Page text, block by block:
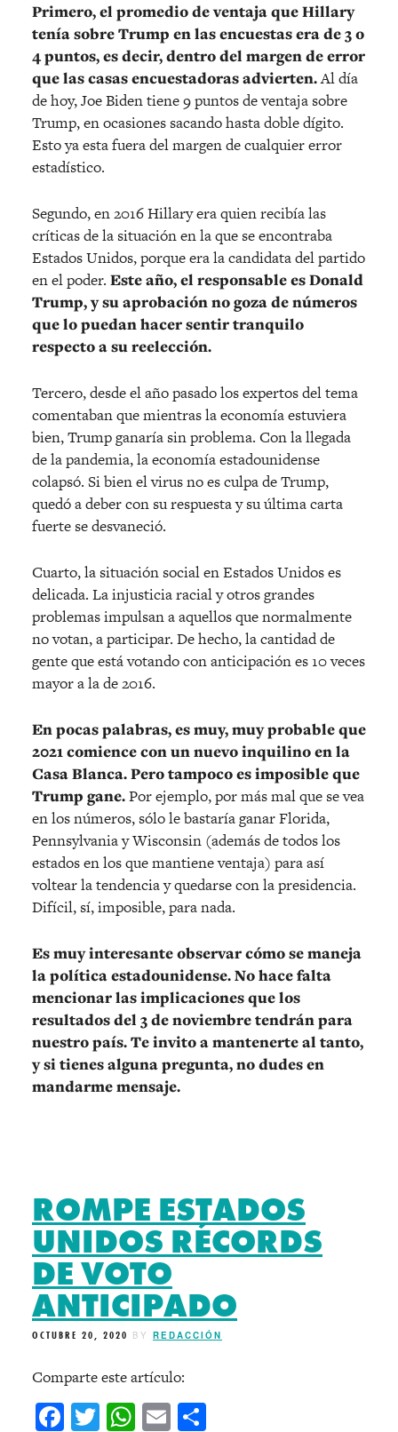
Primero, el promedio de ventaja que Hillary
tenía sobre Trump en las encuestas era de 3 o
4 puntos, es decir, dentro del margen de error
que las casas encuestadoras advierten.Al día
de hoy, Joe Biden tiene 9 puntos de ventaja sobre
Trump, en ocasiones sacando hasta doble dígito.
Esto ya esta fuera del margen de cualquier error
estadístico.
Segundo, en 2016 Hillary era quien recibía las
críticas de la situación en la que se encontraba
Estados Unidos, porque era la candidata del partido
en el poder. Este año, el responsable es Donald
Trump, y su aprobación no goza de números
que lo puedan hacer sentir tranquilo
respecto a su reelección.
Tercero, desde el año pasado los expertos del tema
comentaban que mientras la economía estuviera
bien, Trump ganaría sin problema. Con la llegada
de la pandemia, la economía estadounidense
colapsó. Si bien el virus no es culpa de Trump,
quedó a deber con su respuesta y su última carta
fuerte se desvaneció.
Cuarto, la situación social en Estados Unidos es
delicada. La injusticia racial y otros grandes
problemas impulsan a aquellos que normalmente
no votan, a participar. De hecho, la cantidad de
gente que está votando con anticipación es 10 veces
mayor a la de 2016.
En pocas palabras, es muy, muy probable que
2021 comience con un nuevo inquilino en la
Casa Blanca. Pero tampoco es imposible que
Trump gane.Por ejemplo, por más mal que se vea
en los números, sólo le bastaría ganar Florida,
Pennsylvania y Wisconsin (además de todos los
estados en los que mantiene ventaja) para así
voltear la tendencia y quedarse con la presidencia.
Difícil, sí, imposible, para nada.
Es muy interesante observar cómo se maneja
la política estadounidense. No hace falta
mencionar las implicaciones que los
resultados del 3 de noviembre tendrán para
nuestro país. Te invito a mantenerte al tanto,
y si tienes alguna pregunta, no dudes en
mandarme mensaje.
ROMPE ESTADOS
UNIDOS RÉCORDS
DE VOTO
ANTICIPADO
OCTUBRE 20, 2020 BY REDACCIÓN
Comparte este artículo:
Facebook
Twitter
WhatsApp
Email